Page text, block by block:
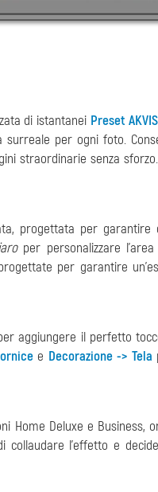
di istantanei Preset AKVIS
per ogni foto.
straordinarie senza
progettata per
per personalizzare
per garantire
aggiungere il perfetto
e Decorazione -> Tela
Home Deluxe e Business,
collaudare l'effetto e